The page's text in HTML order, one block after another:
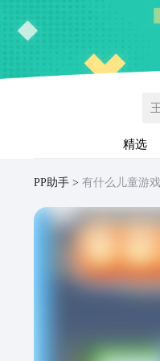
精选
PP助手 有什么儿童游